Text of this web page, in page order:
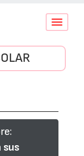
Conmutar
sus